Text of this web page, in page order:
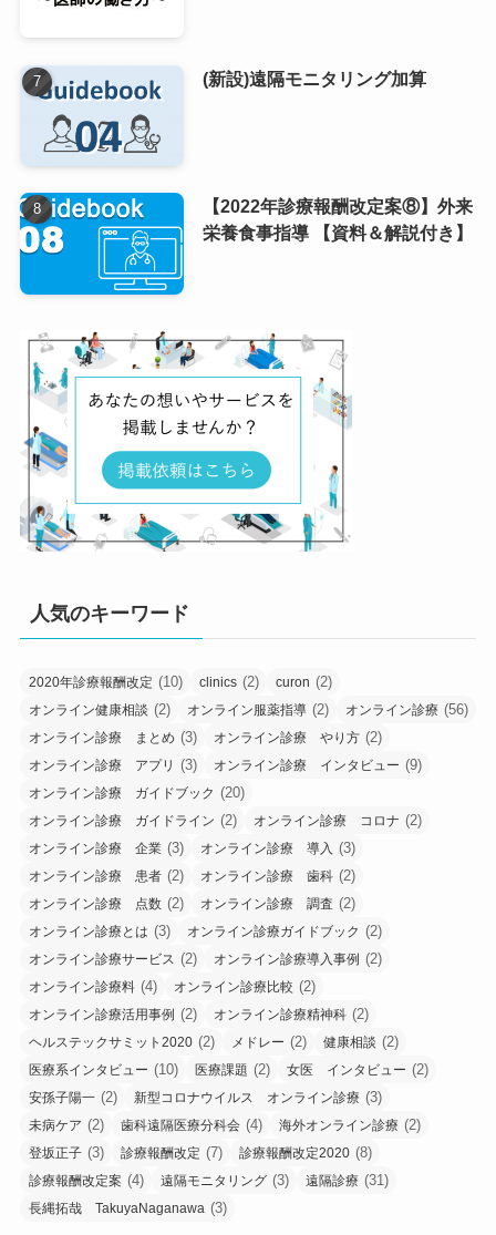
(新設)遠隔モニタリング加算
【2022年診療報酬改定案⑧】外来
栄養食事指導 【資料＆解説付き】
人気のキーワード
2020年診療報酬改定 (10) clinics (2) curon (2)
オンライン健康相談 (2) オンライン服薬指導 (2) オンライン診療 (56)
オンライン診療 まとめ (3) オンライン診療 やり方 (2)
オンライン診療 アプリ (3) オンライン診療 インタビュー (9)
オンライン診療 ガイドブック (20)
オンライン診療 ガイドライン (2) オンライン診療 コロナ (2)
オンライン診療 企業 (3) オンライン診療 導入 (3)
オンライン診療 患者 (2) オンライン診療 歯科 (2)
オンライン診療 点数 (2) オンライン診療 調査 (2)
オンライン診療とは (3) オンライン診療ガイドブック (2)
オンライン診療サービス (2) オンライン診療導入事例 (2)
オンライン診療料 (4) オンライン診療比較 (2)
オンライン診療活用事例 (2) オンライン診療精神科 (2)
ヘルステックサミット2020 (2) メドレー (2) 健康相談 (2)
医療系インタビュー (10) 医療課題 (2) 女医 インタビュー (2)
安孫子陽一 (2) 新型コロナウイルス オンライン診療 (3)
未病ケア (2) 歯科遠隔医療分科会 (4) 海外オンライン診療 (2)
登坂正子 (3) 診療報酬改定 (7) 診療報酬改定2020 (8)
診療報酬改定案 (4) 遠隔モニタリング (3) 遠隔診療 (31)
長縄拓哉 TakuyaNaganawa (3)